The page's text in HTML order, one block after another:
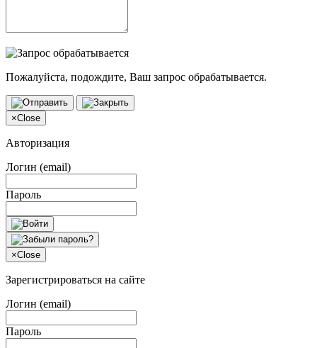
Пожалуйста, подождите, Ваш запрос обрабатывается.
×Close
Авторизация
Логин (email)
Пароль
×Close
Зарегистрироваться на сайте
Логин (email)
Пароль